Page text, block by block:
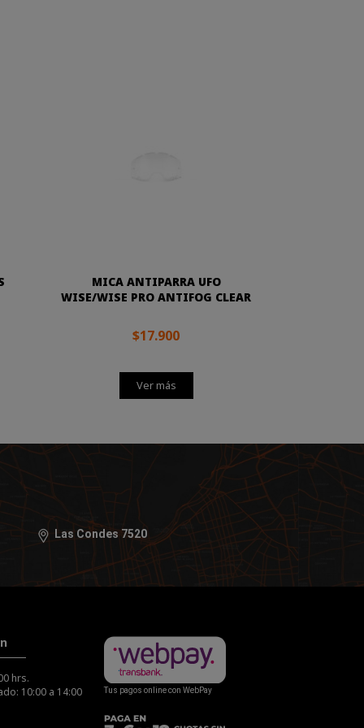
MICA ANTIPARRA UFO
WISE/WISE PRO ANTIFOG CLEAR
$17.900
Ver más
Las Condes 7520
hrs.
10:00 a 14:00
Tus pagos online con WebPay